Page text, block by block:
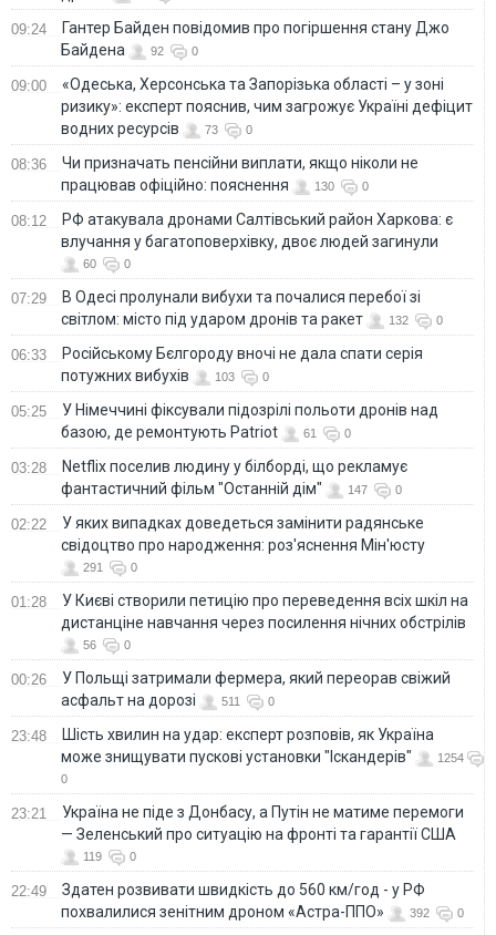
09:24
Гантер Байден повідомив про погіршення стану Джо
Байдена
92 0
09:00
«Одеська, Херсонська та Запорізька області – у зоні
ризику»: експерт пояснив, чим загрожує Україні дефіцит
водних ресурсів
73 0
08:36
Чи призначать пенсійни виплати, якщо ніколи не
працював офіційно: пояснення
130 0
08:12
РФ атакувала дронами Салтівський район Харкова: є
влучання у багатоповерхівку, двоє людей загинули
60 0
07:29
В Одесі пролунали вибухи та почалися перебої зі
світлом: місто під ударом дронів та ракет
132 0
06:33
Російському Бєлгороду вночі не дала спати серія
потужних вибухів
103 0
05:25
У Німеччині фіксували підозрілі польоти дронів над
базою, де ремонтують Patriot
61 0
03:28
Netflix поселив людину у білборді, що рекламує
фантастичний фільм "Останній дім"
147 0
02:22
У яких випадках доведеться замінити радянське
свідоцтво про народження: роз'яснення Мін'юсту
291 0
01:28
У Києві створили петицію про переведення всіх шкіл на
дистанціне навчання через посилення нічних обстрілів
56 0
00:26
У Польщі затримали фермера, який переорав свіжий
асфальт на дорозі
511 0
23:48
Шість хвилин на удар: експерт розповів, як Україна
може знищувати пускові установки "Іскандерів"
1254
0
23:21
Україна не піде з Донбасу, а Путін не матиме перемоги
— Зеленський про ситуацію на фронті та гарантії США
119 0
22:49
Здатен розвивати швидкість до 560 км/год - у РФ
похвалилися зенітним дроном «Астра-ППО»
392 0